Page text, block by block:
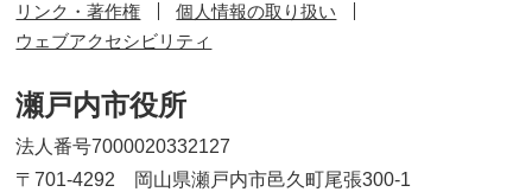
リンク・著作権
個人情報の取り扱い
ウェブアクセシビリティ
瀬戸内市役所
法人番号7000020332127
〒701-4292 岡山県瀬戸内市邑久町尾張300-1